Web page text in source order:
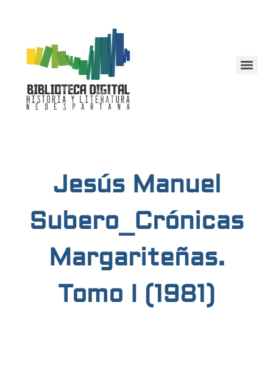
Jesús Manuel
Subero_Crónicas
Margariteñas.
Tomo I (1981)